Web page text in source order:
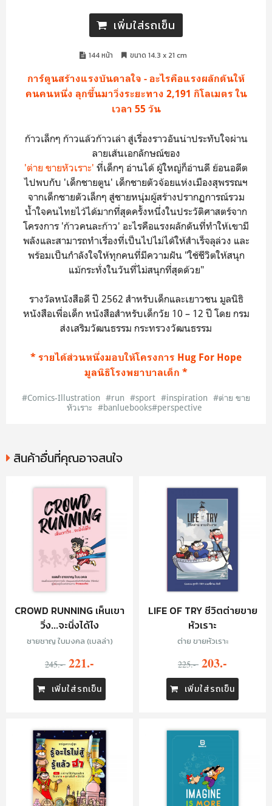
เพิ่มใส่รถเข็น
144 หน้า ขนาด 14.3 x 21 cm
การ์ตูนสร้างแรงบันดาลใจ - อะไรคือแรงผลักดันให้
คนคนหนึ่ง ลุกขึ้นมาวิ่งระยะทาง 2,191 กิโลเมตร ใน
เวลา 55 วัน
ก้าวเล็กๆ ก้าวแล้วก้าวเล่า สู่เรื่องราวอันน่าประทับใจผ่าน
ลายเส้นเอกลักษณ์ของ
'ต่าย ขายหัวเราะ' ที่เด็กๆ อ่านได้ ผู้ใหญ่ก็อ่านดี ย้อนอดีต
ไปพบกับ 'เด็กชายตูน' เด็กชายตัวจ้อยแห่งเมืองสุพรรณฯ
จากเด็กชายตัวเล็กๆ สู่ชายหนุ่มผู้สร้างปรากฏการณ์รวม
น้ำใจคนไทยไว้ได้มากที่สุดครั้งหนึ่งในประวัติศาสตร์จาก
โครงการ 'ก้าวคนละก้าว' อะไรคือแรงผลักดันที่ทำให้เขามี
พลังและสามารถทำเรื่องที่เป็นไปไม่ได้ให้สำเร็จลุล่วง และ
พร้อมเป็นกำลังใจให้ทุกคนที่มีความฝัน "ใช้ชีวิตให้สนุก
แม้กระทั่งในวันที่ไม่สนุกที่สุดด้วย"
รางวัลหนังสือดี ปี 2562 สำหรับเด็กและเยาวชน มูลนิธิ
หนังสือเพื่อเด็ก หนังสือสำหรับเด็กวัย 10 – 12 ปี โดย กรม
ส่งเสริมวัฒนธรรม กระทรวงวัฒนธรรม
* รายได้ส่วนหนึ่งมอบให้โครงการ Hug For Hope
มูลนิธิโรงพยาบาลเด็ก *
#Comics-Illustration #run #sport #inspiration #ต่าย ขาย
หัวเราะ #banluebooks#perspective
สินค้าอื่นที่คุณอาจสนใจ
CROWD RUNNING เห็นเขา
วิ่ง...จะนิ่งได้ไง
ชายชาญ ใบมงคล (เบลล่า)
245.- 221.-
เพิ่มใส่รถเข็น
LIFE OF TRY ชีวิตต่ายขาย
หัวเราะ
ต่าย ขายหัวเราะ
225.- 203.-
เพิ่มใส่รถเข็น